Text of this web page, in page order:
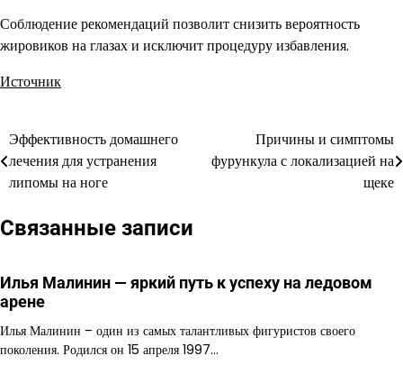
Соблюдение рекомендаций позволит снизить вероятность
жировиков на глазах и исключит процедуру избавления.
Источник
Навигация
по
Эффективность домашнего
лечения для устранения
липомы на ноге
Причины и симптомы
фурункула с локализацией на
щеке
Связанные записи
Илья Малинин — яркий путь к успеху на ледовом
арене
Илья Малинин – один из самых талантливых фигуристов своего
поколения. Родился он 15 апреля 1997…